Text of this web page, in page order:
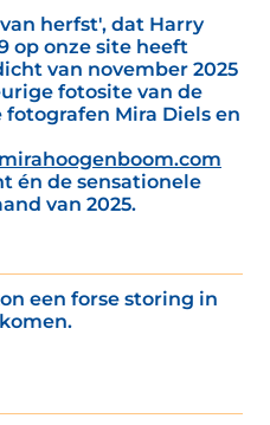
herfst', dat Harry
op onze site heeft
van november 2025
fotosite van de
Mira Diels en
én de sensationele
van 2025.
een forse storing in